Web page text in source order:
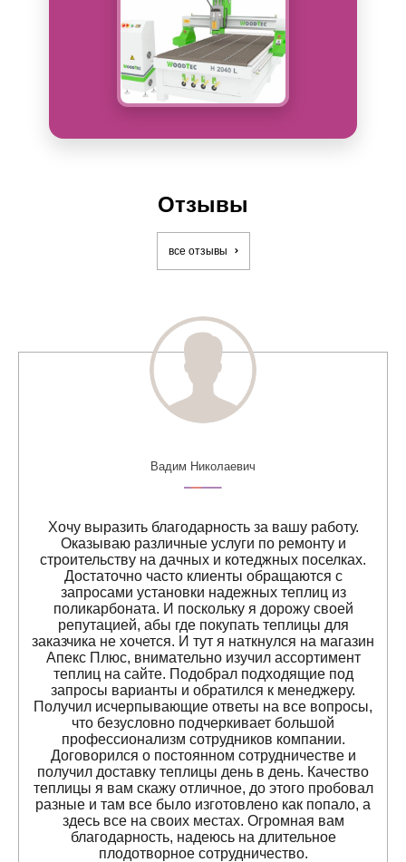
Отзывы
все отзывы
Вадим Николаевич
Хочу выразить благодарность за вашу работу.
Оказываю различные услуги по ремонту и
строительству на дачных и котеджных поселках.
Достаточно часто клиенты обращаются с
запросами установки надежных теплиц из
поликарбоната. И поскольку я дорожу своей
репутацией, абы где покупать теплицы для
заказчика не хочется. И тут я наткнулся на магазин
Апекс Плюс, внимательно изучил ассортимент
теплиц на сайте. Подобрал подходящие под
запросы варианты и обратился к менеджеру.
Получил исчерпывающие ответы на все вопросы,
что безусловно подчеркивает большой
профессионализм сотрудников компании.
Договорился о постоянном сотрудничестве и
получил доставку теплицы день в день. Качество
теплицы я вам скажу отличное, до этого пробовал
разные и там все было изготовлено как попало, а
здесь все на своих местах. Огромная вам
благодарность, надеюсь на длительное
плодотворное сотрудничество.